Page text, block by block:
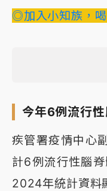
◎加入小知族，
今年6例流行
疾管署疫情中心
計6例流行性腦
2024年統計資料